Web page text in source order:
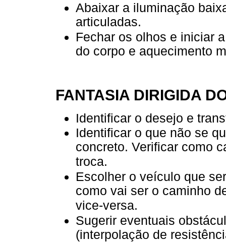
Abaixar a iluminação
articuladas.
Fechar os olhos e iniciar
do corpo e aquecimento
FANTASIA DIRIGIDA
Identificar o desejo e
Identificar o que não se
concreto. Verificar como
troca.
Escolher o veículo que
como vai ser o caminho
vice-versa.
Sugerir eventuais
(interpolação de